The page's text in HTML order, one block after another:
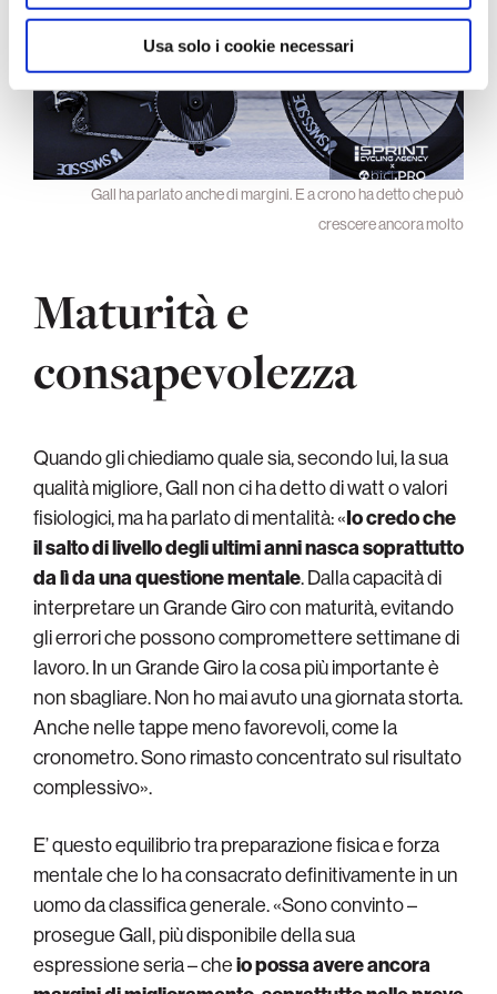
Usa solo i cookie necessari
Gall ha parlato anche di margini. E a crono ha detto che può
crescere ancora molto
Maturità e
consapevolezza
Quando gli chiediamo quale sia, secondo lui, la sua
qualità migliore, Gall non ci ha detto di watt o valori
fisiologici, ma ha parlato di mentalità: «Io credo che
il salto di livello degli ultimi anni nasca soprattutto
da lì da una questione mentale. Dalla capacità di
interpretare un Grande Giro con maturità, evitando
gli errori che possono compromettere settimane di
lavoro. In un Grande Giro la cosa più importante è
non sbagliare. Non ho mai avuto una giornata storta.
Anche nelle tappe meno favorevoli, come la
cronometro. Sono rimasto concentrato sul risultato
complessivo».
E’ questo equilibrio tra preparazione fisica e forza
mentale che lo ha consacrato definitivamente in un
uomo da classifica generale. «Sono convinto –
prosegue Gall, più disponibile della sua
espressione seria – cheio possa avere ancora